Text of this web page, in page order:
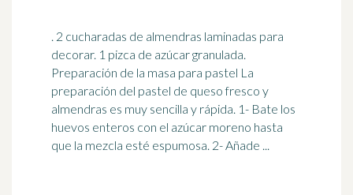
. 2 cucharadas de almendras laminadas para
decorar. 1 pizca de azúcar granulada.
Preparación de la masa para pastel La
preparación del pastel de quesofresco y
almendras es muy sencilla y rápida. 1- Bate los
huevos enteros con el azúcar moreno hasta
que la mezcla esté espumosa. 2- Añade ...